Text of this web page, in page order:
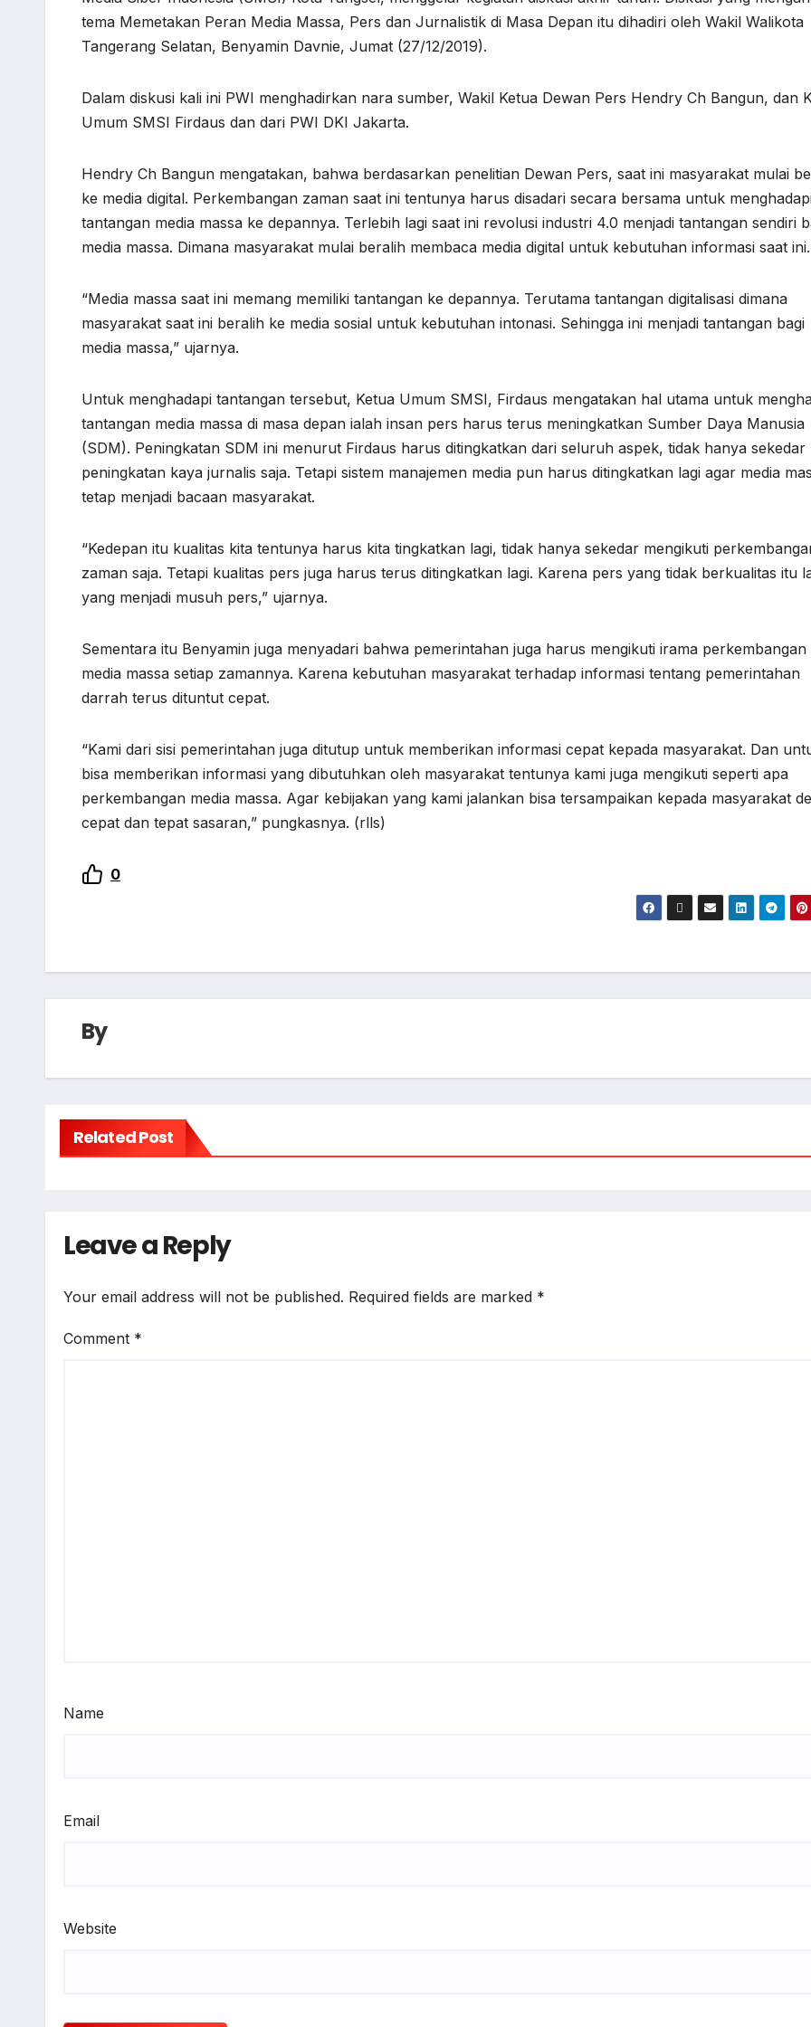
tema Memetakan Peran Media Massa, Pers dan Jurnalistik di Masa Depan itu dihadiri oleh Wakil Walikota
Tangerang Selatan, Benyamin Davnie, Jumat (27/12/2019).
Dalam diskusi kali ini PWI menghadirkan nara sumber, Wakil Ketua Dewan Pers Hendry Ch Bangun, dan
Umum SMSI Firdaus dan dari PWI DKI Jakarta.
Hendry Ch Bangun mengatakan, bahwa berdasarkan penelitian Dewan Pers, saat ini masyarakat mulai
ke media digital. Perkembangan zaman saat ini tentunya harus disadari secara bersama untuk
tantangan media massa ke depannya. Terlebih lagi saat ini revolusi industri 4.0 menjadi tantangan sendiri
media massa. Dimana masyarakat mulai beralih membaca media digital untuk kebutuhan informasi saat ini.
“Media massa saat ini memang memiliki tantangan ke depannya. Terutama tantangan digitalisasi dimana
masyarakat saat ini beralih ke media sosial untuk kebutuhan intonasi. Sehingga ini menjadi tantangan bagi
media massa,” ujarnya.
Untuk menghadapi tantangan tersebut, Ketua Umum SMSI, Firdaus mengatakan hal utama untuk
tantangan media massa di masa depan ialah insan pers harus terus meningkatkan Sumber Daya Manusia
(SDM). Peningkatan SDM ini menurut Firdaus harus ditingkatkan dari seluruh aspek, tidak hanya sekedar
peningkatan kaya jurnalis saja. Tetapi sistem manajemen media pun harus ditingkatkan lagi agar media
tetap menjadi bacaan masyarakat.
“Kedepan itu kualitas kita tentunya harus kita tingkatkan lagi, tidak hanya sekedar mengikuti
zaman saja. Tetapi kualitas pers juga harus terus ditingkatkan lagi. Karena pers yang tidak berkualitas itu
yang menjadi musuh pers,” ujarnya.
Sementara itu Benyamin juga menyadari bahwa pemerintahan juga harus mengikuti irama perkembangan
media massa setiap zamannya. Karena kebutuhan masyarakat terhadap informasi tentang pemerintahan
darrah terus dituntut cepat.
“Kami dari sisi pemerintahan juga ditutup untuk memberikan informasi cepat kepada masyarakat. Dan
bisa memberikan informasi yang dibutuhkan oleh masyarakat tentunya kami juga mengikuti seperti apa
perkembangan media massa. Agar kebijakan yang kami jalankan bisa tersampaikan kepada masyarakat
cepat dan tepat sasaran,” pungkasnya. (rlls)
0
By
Related Post
Leave a Reply
Your email address will not be published. Required fields are marked *
Comment *
Name
Email
Website